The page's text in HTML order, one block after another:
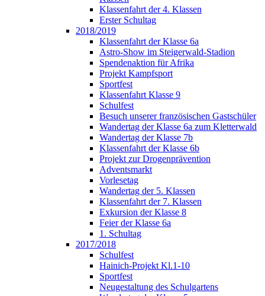
Klassenfahrt der 4. Klassen
Erster Schultag
2018/2019
Klassenfahrt der Klasse 6a
Astro-Show im Steigerwald-Stadion
Spendenaktion für Afrika
Projekt Kampfsport
Sportfest
Klassenfahrt Klasse 9
Schulfest
Besuch unserer französischen Gastschüler
Wandertag der Klasse 6a zum Kletterwald
Wandertag der Klasse 7b
Klassenfahrt der Klasse 6b
Projekt zur Drogenprävention
Adventsmarkt
Vorlesetag
Wandertag der 5. Klassen
Klassenfahrt der 7. Klassen
Exkursion der Klasse 8
Feier der Klasse 6a
1. Schultag
2017/2018
Schulfest
Hainich-Projekt Kl.1-10
Sportfest
Neugestaltung des Schulgartens